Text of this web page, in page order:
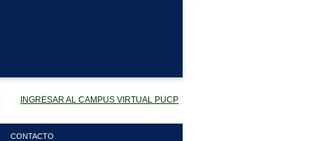
INGRESAR AL CAMPUS VIRTUAL PUCP
CONTACTO